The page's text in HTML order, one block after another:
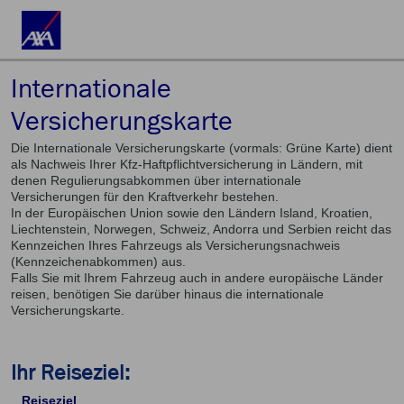
Internationale
Versicherungskarte
Die Internationale Versicherungskarte (vormals: Grüne Karte) dient
als Nachweis Ihrer Kfz-Haftpflichtversicherung in Ländern, mit
denen Regulierungsabkommen über internationale
Versicherungen für den Kraftverkehr bestehen.
In der Europäischen Union sowie den Ländern Island, Kroatien,
Liechtenstein, Norwegen, Schweiz, Andorra und Serbien reicht das
Kennzeichen Ihres Fahrzeugs als Versicherungsnachweis
(Kennzeichenabkommen) aus.
Falls Sie mit Ihrem Fahrzeug auch in andere europäische Länder
reisen, benötigen Sie darüber hinaus die internationale
Versicherungskarte.
Ihr Reiseziel:
Reiseziel